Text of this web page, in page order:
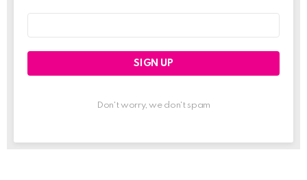
Don't worry, we don't spam